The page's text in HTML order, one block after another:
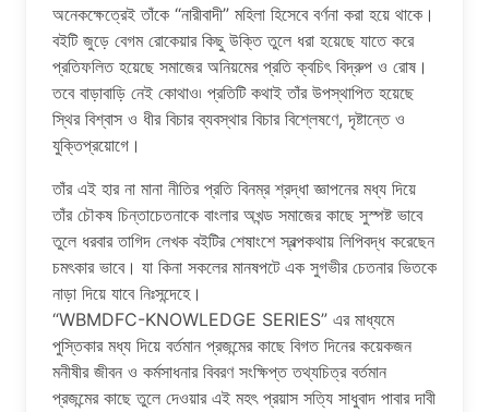
অনেকক্ষেত্রেই তাঁকে “নারীবাদী” মহিলা হিসেবে বর্ণনা করা হয়ে থাকে।
বইটি জুড়ে বেগম রোকেয়ার কিছু উক্তি তুলে ধরা হয়েছে যাতে করে
প্রতিফলিত হয়েছে সমাজের অনিয়মের প্রতি ক্বচিৎ বিদ্রুপ ও রোষ।
তবে বাড়াবাড়ি নেই কোথাও৷ প্রতিটি কথাই তাঁর উপস্থাপিত হয়েছে
স্থির বিশ্বাস ও ধীর বিচার ব্যবস্থার বিচার বিশ্লেষণে, দৃষ্টান্তে ও
যুক্তিপ্রয়োগে।
তাঁর এই হার না মানা নীতির প্রতি বিনম্র শ্রদ্ধা জ্ঞাপনের মধ্য দিয়ে
তাঁর চৌকষ চিন্তাচেতনাকে বাংলার অখন্ড সমাজের কাছে সুস্পষ্ট ভাবে
তুলে ধরবার তাগিদ লেখক বইটির শেষাংশে স্বল্পকথায় লিপিবদ্ধ করেছেন
চমৎকার ভাবে। যা কিনা সকলের মানষপটে এক সুগভীর চেতনার ভিতকে
নাড়া দিয়ে যাবে নিঃসন্দেহে।
“WBMDFC-KNOWLEDGE SERIES” এর মাধ্যমে
পুস্তিকার মধ্য দিয়ে বর্তমান প্রজন্মের কাছে বিগত দিনের কয়েকজন
মনীষীর জীবন ও কর্মসাধনার বিবরণ সংক্ষিপ্ত তথ্যচিত্র বর্তমান
প্রজন্মের কাছে তুলে দেওয়ার এই মহৎ প্রয়াস সত্যি সাধুবাদ পাবার দাবী